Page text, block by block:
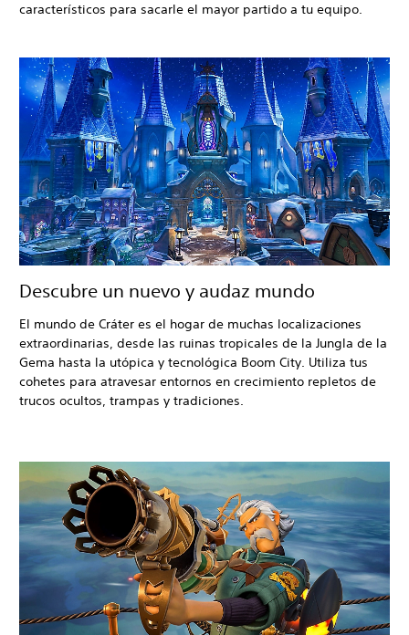
característicos para sacarle el mayor partido a tu equipo.
Descubre un nuevo y audaz mundo
El mundo de Cráter es el hogar de muchas localizaciones
extraordinarias, desde las ruinas tropicales de la Jungla de la
Gema hasta la utópica y tecnológica Boom City. Utiliza tus
cohetes para atravesar entornos en crecimiento repletos de
trucos ocultos, trampas y tradiciones.